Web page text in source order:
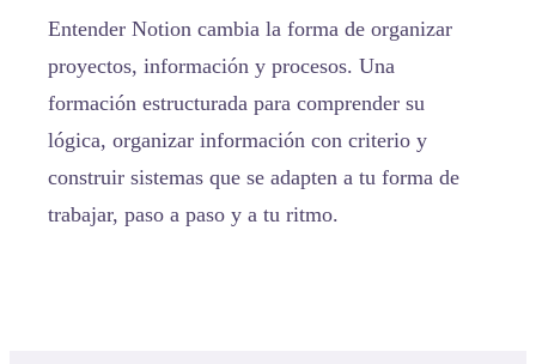
Entender Notion cambia la forma de organizar
proyectos, información y procesos. Una
formación estructurada para comprender su
lógica, organizar información con criterio y
construir sistemas que se adapten a tu forma de
trabajar, paso a paso y a tu ritmo.